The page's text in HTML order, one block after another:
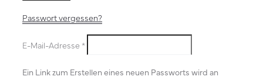
Passwort vergessen?
E-Mail-Adresse *
Ein Link zum Erstellen eines neuen Passworts wird an